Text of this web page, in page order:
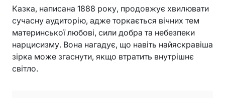
Казка, написана 1888 року, продовжує хвилювати
сучасну аудиторію, адже торкається вічних тем
материнської любові, сили добра та небезпеки
нарцисизму. Вона нагадує, що навіть найяскравіша
зірка може згаснути, якщо втратить внутрішнє
світло.